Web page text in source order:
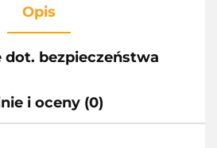
Opis
bezpieczeństwa
i oceny (0)